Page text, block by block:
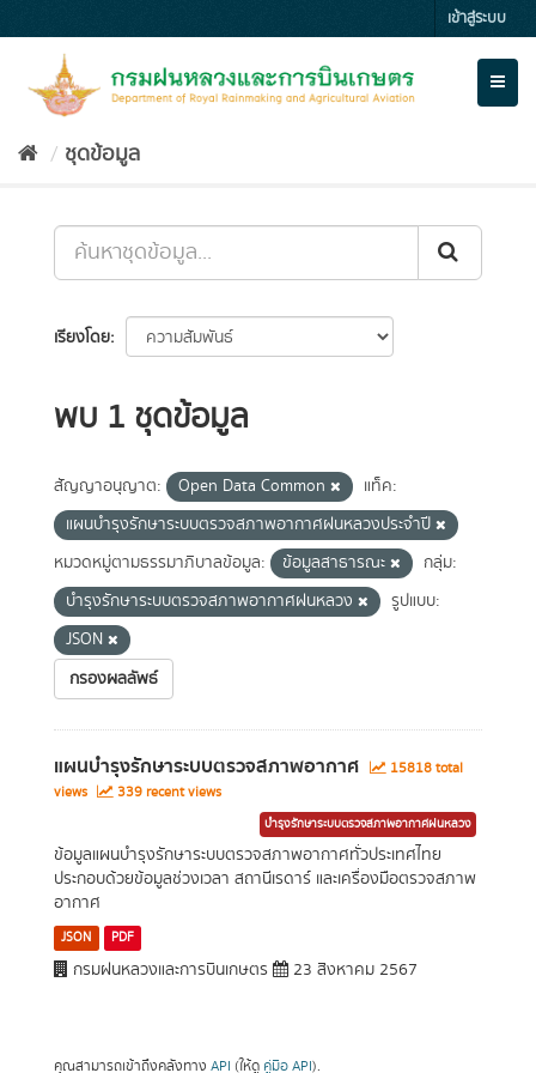
to
เข้าสู่ระบบ
ชุดข้อมูล
เรียงโดย
พบ 1 ชุดข้อมูล
สัญญาอนุญาต: Open Data Common
แท็ค:
แผนบำรุงรักษาระบบตรวจสภาพอากาศฝนหลวงประจำปี
หมวดหมู่ตามธรรมาภิบาลข้อมูล:
ข้อมูลสาธารณะ
กลุ่ม:
บำรุงรักษาระบบตรวจสภาพอากาศฝนหลวง
รูปแบบ:
JSON
กรองผลลัพธ์
แผนบำรุงรักษาระบบตรวจสภาพอากาศ
15818 total
views
339 recent views
บำรุงรักษาระบบตรวจสภาพอากาศฝนหลวง
ข้อมูลแผนบำรุงรักษาระบบตรวจสภาพอากาศทั่วประเทศไทย
ประกอบด้วยข้อมูลช่วงเวลา สถานีเรดาร์ และเครื่องมือตรวจสภาพ
อากาศ
JSON PDF
กรมฝนหลวงและการบินเกษตร 23 สิงหาคม 2567
คุณสามารถเข้าถึงคลังทาง API (ให้ดู คู่มือ API).